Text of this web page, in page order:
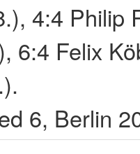
4:4 Philip
6:4 Felix
6, Berlin